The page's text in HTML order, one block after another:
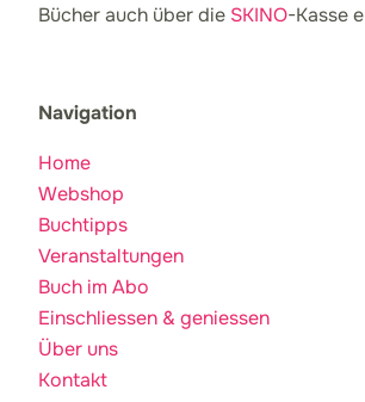
Bücher auch über die SKINO-Kasse
Navigation
Home
Webshop
Buchtipps
Veranstaltungen
Buch im Abo
Einschliessen & geniessen
Über uns
Kontakt